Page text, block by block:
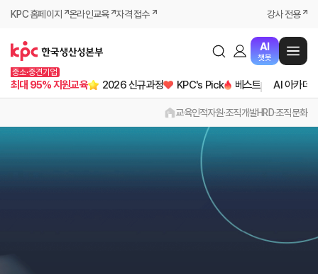
KPC 홈페이지 온라인교육 자격 접수 강사 전용
AI
챗봇
중소·중견기업
최대 95% 지원교육 2026 신규과정 KPC's Pick 베스트 AI 아카데
교육인적자원·조직개발HRD·조직문화